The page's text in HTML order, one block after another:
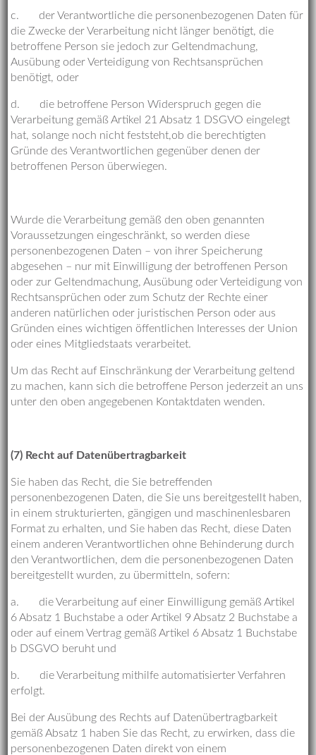
c. der Verantwortliche die personenbezogenen Daten für
die Zwecke der Verarbeitung nicht länger benötigt, die
betroffene Person sie jedoch zur Geltendmachung,
Ausübung oder Verteidigung von Rechtsansprüchen
benötigt, oder
d. die betroffene Person Widerspruch gegen die
Verarbeitung gemäß Artikel 21 Absatz 1 DSGVO eingelegt
hat, solange noch nicht feststeht,ob die berechtigten
Gründe des Verantwortlichen gegenüber denen der
betroffenen Person überwiegen.
Wurde die Verarbeitung gemäß den oben genannten
Voraussetzungen eingeschränkt, so werden diese
personenbezogenen Daten – von ihrer Speicherung
abgesehen – nur mit Einwilligung der betroffenen Person
oder zur Geltendmachung, Ausübung oder Verteidigung von
Rechtsansprüchen oder zum Schutz der Rechte einer
anderen natürlichen oder juristischen Person oder aus
Gründen eines wichtigen öffentlichen Interesses der Union
oder eines Mitgliedstaats verarbeitet.
Um das Recht auf Einschränkung der Verarbeitung geltend
zu machen, kann sich die betroffene Person jederzeit an uns
unter den oben angegebenen Kontaktdaten wenden.
(7) Recht auf Datenübertragbarkeit
Sie haben das Recht, die Sie betreffenden
personenbezogenen Daten, die Sie uns bereitgestellt haben,
in einem strukturierten, gängigen und maschinenlesbaren
Format zu erhalten, und Sie haben das Recht, diese Daten
einem anderen Verantwortlichen ohne Behinderung durch
den Verantwortlichen, dem die personenbezogenen Daten
bereitgestellt wurden, zu übermitteln, sofern:
a. die Verarbeitung auf einer Einwilligung gemäß Artikel
6 Absatz 1 Buchstabe a oder Artikel 9 Absatz 2 Buchstabe a
oder auf einem Vertrag gemäß Artikel 6 Absatz 1 Buchstabe
b DSGVO beruht und
b. die Verarbeitung mithilfe automatisierter Verfahren
erfolgt.
Bei der Ausübung des Rechts auf Datenübertragbarkeit
gemäß Absatz 1 haben Sie das Recht, zu erwirken, dass die
personenbezogenen Daten direkt von einem